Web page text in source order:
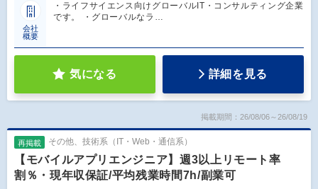
会社
概要
・ライフサイエンス向けグローバルIT・コンサルティング企業
です。 ・グローバルなラ…
気になる 詳細を見る
掲載期間：26/08/06～26/08/19
再掲載 その他、技術系（IT・Web・通信系）
【モバイルアプリエンジニア】週3以上リモート率
割％・現年収保証/平均残業時間7h/副業可